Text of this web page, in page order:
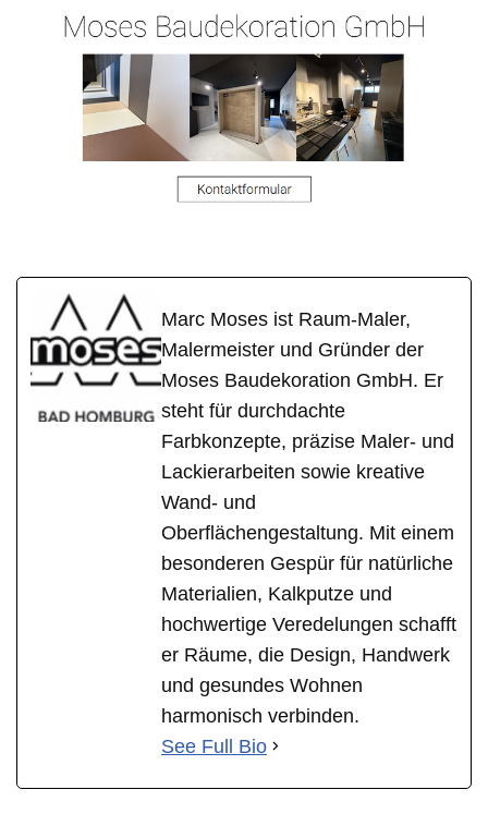
Marc Moses ist Raum-Maler,
Malermeister und Gründer der
Moses Baudekoration GmbH. Er
steht für durchdachte
Farbkonzepte, präzise Maler- und
Lackierarbeiten sowie kreative
Wand- und
Oberflächengestaltung. Mit einem
besonderen Gespür für natürliche
Materialien, Kalkputze und
hochwertige Veredelungen schafft
er Räume, die Design, Handwerk
und gesundes Wohnen
harmonisch verbinden.
See Full Bio